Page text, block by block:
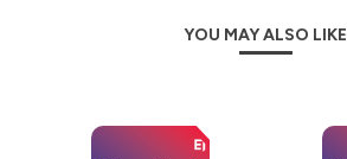
YOU MAY ALSO LIKE